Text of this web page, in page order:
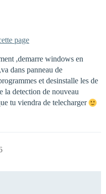
page
,demarre windows en
dans panneau de
et desinstalle les de
la detection de nouveau
tu viendra de telecharger